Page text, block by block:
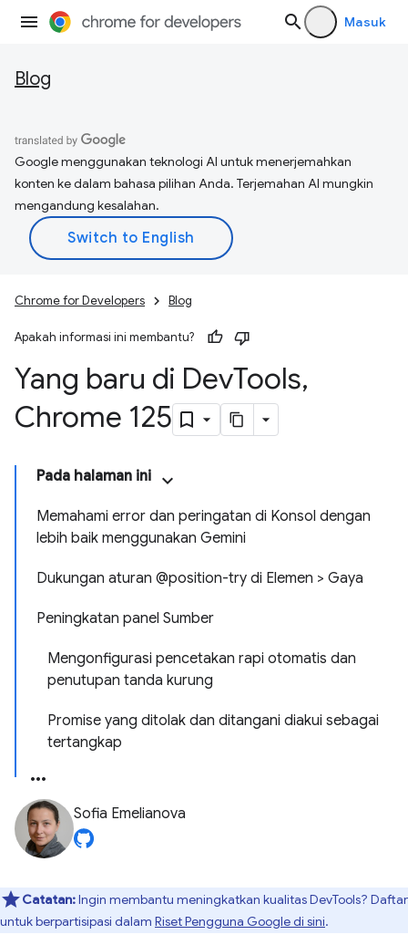
Masuk
Blog
Google menggunakan teknologi AI untuk menerjemahkan
konten ke dalam bahasa pilihan Anda. Terjemahan AI mungkin
mengandung kesalahan.
Chrome for Developers Blog
Apakah informasi ini membantu?
Yang baru di DevTools,
Chrome 125
Pada halaman ini
Memahami error dan peringatan di Konsol dengan
lebih baik menggunakan Gemini
Dukungan aturan @position-try di Elemen > Gaya
Peningkatan panel Sumber
Mengonfigurasi pencetakan rapi otomatis dan
penutupan tanda kurung
Promise yang ditolak dan ditangani diakui sebagai
tertangkap
Sofia Emelianova
Catatan:Ingin membantu meningkatkan kualitas DevTools? Daftar
untuk berpartisipasi dalam Riset Pengguna Google di sini.